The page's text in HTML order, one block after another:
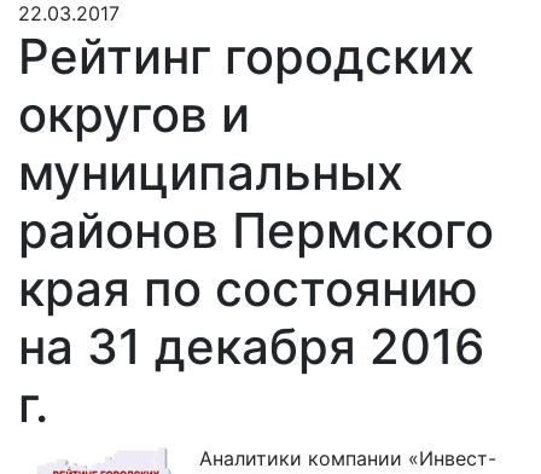
22.03.2017
Рейтинг городских
округов и
муниципальных
районов Пермского
края по состоянию
на 31 декабря 2016
г.
Аналитики компании «Инвест-